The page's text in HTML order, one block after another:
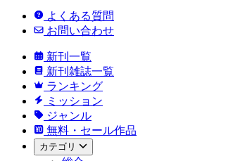
よくある質問
お問い合わせ
新刊一覧
新刊雑誌一覧
ランキング
ミッション
ジャンル
無料・セール作品
カテゴリ